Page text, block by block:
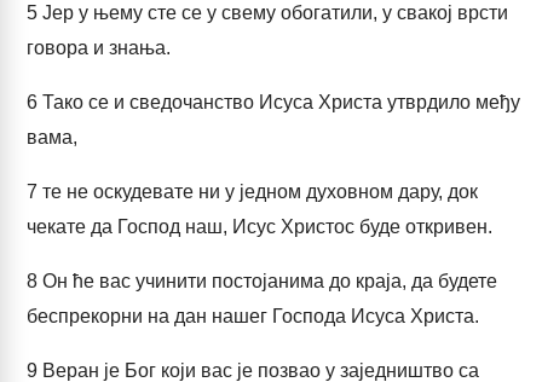
5 Јер у њему сте се у свему обогатили, у свакој врсти
говора и знања.
6 Тако се и сведочанство Исуса Христа утврдило међу
вама,
7 те не оскудевате ни у једном духовном дару, док
чекате да Господ наш, Исус Христос буде откривен.
8 Он ће вас учинити постојанима до краја, да будете
беспрекорни на дан нашег Господа Исуса Христа.
9 Веран је Бог који вас је позвао у заједништво са